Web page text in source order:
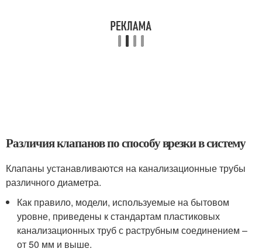
Различия клапанов по способу врезки в систему
Клапаны устанавливаются на канализационные трубы
различного диаметра.
Как правило, модели, используемые на бытовом
уровне, приведены к стандартам пластиковых
канализационных труб с раструбным соединением –
от 50 мм и выше.